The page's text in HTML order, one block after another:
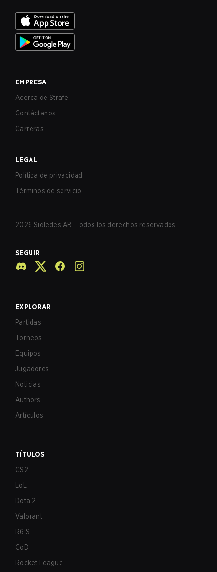
EMPRESA
Acerca de Strafe
Contáctanos
Carreras
LEGAL
Política de privacidad
Términos de servicio
2026 Sidledes AB. Todos los derechos reservados.
SEGUIR
EXPLORAR
Partidas
Torneos
Equipos
Jugadores
Noticias
Authors
Artículos
TÍTULOS
CS2
LoL
Dota 2
Valorant
R6:S
CoD
Rocket League